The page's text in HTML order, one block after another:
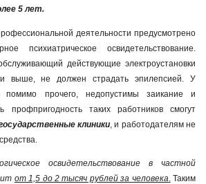
5 лет.
деятельности предусмотрено
психиатрическое освидетельствование.
действующие электроустановки
выше, не должен страдать эпилепсией. У
помимо прочего, недопустимы заикание и
профпригодность таких работников смогут
клиники , и работодателям не
освидетельствование в частной
от 1,5 до 2 тысяч рублей за человека.Таким